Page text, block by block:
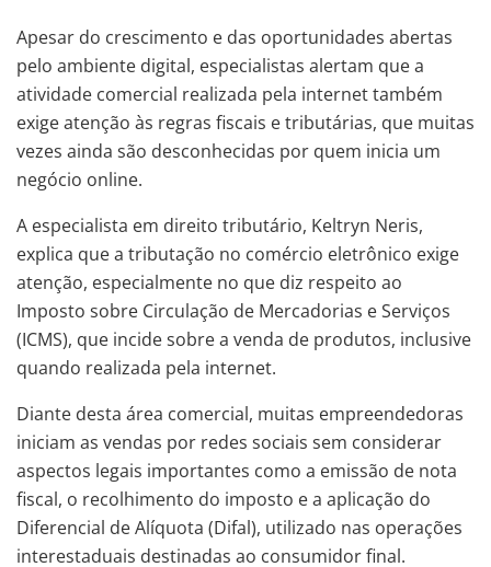
Apesar do crescimento e das oportunidades abertas
pelo ambiente digital, especialistas alertam que a
atividade comercial realizada pela internet também
exige atenção às regras fiscais e tributárias, que muitas
vezes ainda são desconhecidas por quem inicia um
negócio online.
A especialista em direito tributário, Keltryn Neris,
explica que a tributação no comércio eletrônico exige
atenção, especialmente no que diz respeito ao
Imposto sobre Circulação de Mercadorias e Serviços
(ICMS), que incide sobre a venda de produtos, inclusive
quando realizada pela internet.
Diante desta área comercial, muitas empreendedoras
iniciam as vendas por redes sociais sem considerar
aspectos legais importantes como a emissão de nota
fiscal, o recolhimento do imposto e a aplicação do
Diferencial de Alíquota (Difal), utilizado nas operações
interestaduais destinadas ao consumidor final.